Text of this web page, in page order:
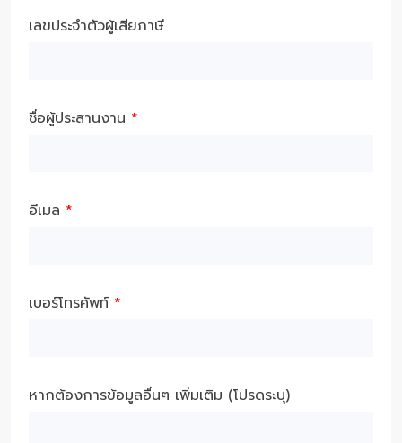
เลขประจำตัวผู้เสียภาษี
ชื่อผู้ประสานงาน *
อีเมล *
เบอร์โทรศัพท์ *
หากต้องการข้อมูลอื่นๆ เพิ่มเติม (โปรดระบุ)